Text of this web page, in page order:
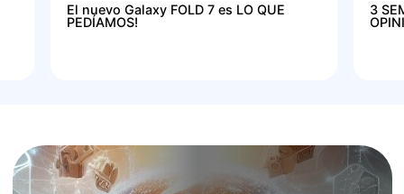
El nuevo Galaxy FOLD 7 es LO QUE
PEDÍAMOS!
3